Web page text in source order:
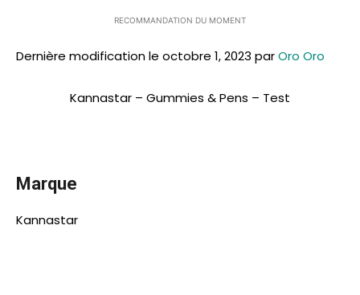
RECOMMANDATION DU MOMENT
Dernière modification le octobre 1, 2023 parOro Oro
Kannastar – Gummies & Pens – Test
Marque
Kannastar